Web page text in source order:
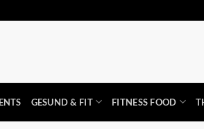
GESUND & FIT FITNESS FOOD